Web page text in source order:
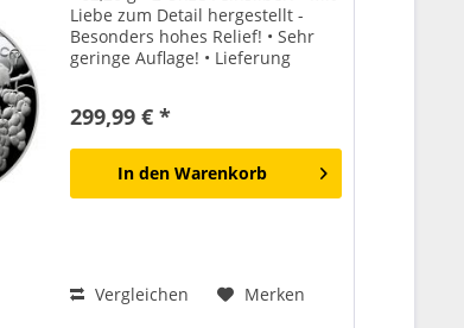
Liebe zum Detail hergestellt -
Besonders hohes Relief! • Sehr
geringe Auflage! • Lieferung
299,99 € *
In den Warenkorb
Vergleichen Merken